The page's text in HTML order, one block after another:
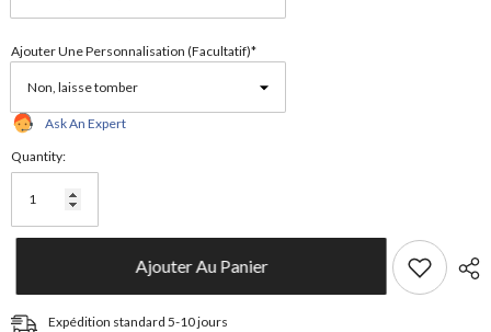
Ajouter Une Personnalisation (facultatif)*
Ask An Expert
Quantity:
Ajouter Au Panier
Expédition standard 5-10 jours